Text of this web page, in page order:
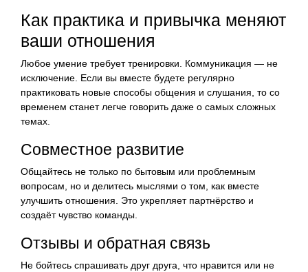
Как практика и привычка меняют
ваши отношения
Любое умение требует тренировки. Коммуникация — не
исключение. Если вы вместе будете регулярно
практиковать новые способы общения и слушания, то со
временем станет легче говорить даже о самых сложных
темах.
Совместное развитие
Общайтесь не только по бытовым или проблемным
вопросам, но и делитесь мыслями о том, как вместе
улучшить отношения. Это укрепляет партнёрство и
создаёт чувство команды.
Отзывы и обратная связь
Не бойтесь спрашивать друг друга, что нравится или не